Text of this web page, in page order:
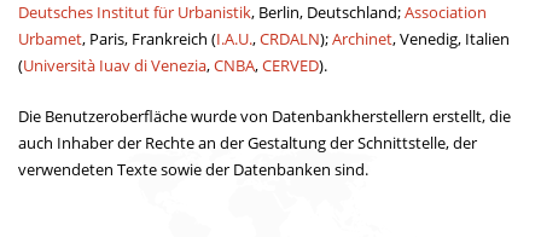
Deutsches Institut für Urbanistik, Berlin, Deutschland;Association
Urbamet, Paris, Frankreich (I.A.U.,CRDALN);Archinet, Venedig, Italien
(Università Iuav di Venezia,CNBA,CERVED).
Die Benutzeroberfläche wurde von Datenbankherstellern erstellt, die
auch Inhaber der Rechte an der Gestaltung der Schnittstelle, der
verwendeten Texte sowie der Datenbanken sind.